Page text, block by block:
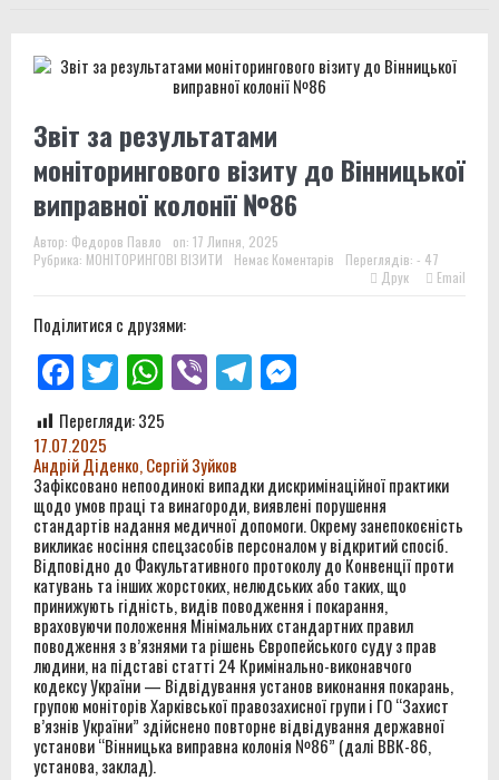
Звіт за результатами
моніторингового візиту до Вінницької
виправної колонії №86
Автор: Федоров Павло on: 17 Липня, 2025
Рубрика: МОНІТОРИНГОВІ ВІЗИТИ Немає Коментарів
Переглядів: - 47
Друк
Email
Поділитися с друзями:
Facebook
TwitterWhatsApp
ViberTelegramMessenger
Перегляди:325
17.07.2025
Андрій Діденко, Сергій Зуйков
Зафіксовано непоодинокі випадки дискримінаційної практики
щодо умов праці та винагороди, виявлені порушення
стандартів надання медичної допомоги. Окрему занепокоєність
викликає носіння спецзасобів персоналом у відкритий спосіб.
Відповідно до Факультативного протоколу до Конвенції проти
катувань та інших жорстоких, нелюдських або таких, що
принижують гідність, видів поводження і покарання,
враховуючи положення Мінімальних стандартних правил
поводження з в’язнями та рішень Європейського суду з прав
людини, на підставі статті 24 Кримінально-виконавчого
кодексу України — Відвідування установ виконання покарань,
групою моніторів Харківської правозахисної групи і ГО “Захист
в’язнів України” здійснено повторне відвідування державної
установи “Вінницька виправна колонія №86” (далі ВВК-86,
установа, заклад).